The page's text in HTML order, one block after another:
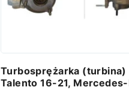
Turbosprężarka (turbina)
Talento 16-21,